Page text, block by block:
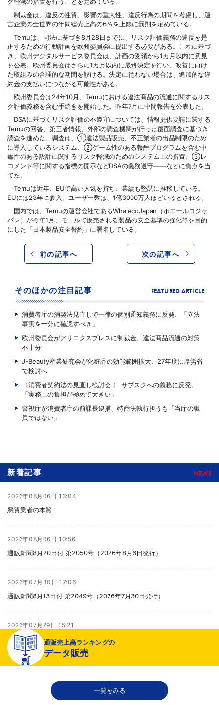
制裁金は、違反の性質、影響の重大性、違反行為の期間を考慮し、運
営企業の全世界の年間総売上高の6％を上限に罰則を定めている。
Temuは、同法に基づき8月28日までに、リスク評価義務の違反を是
正するための行動計画を欧州委員会に提出する必要がある。これに基づ
き、欧州デジタルサービス委員会は、計画の受領から1カ月以内に意見
を公表。欧州委員会はさらに1カ月以内に最終決定を行い、改善に向け
た取組みの合理的な期間を設ける。決定に従わない場合は、追加的な違
約金の支払いにつながる可能性がある。
欧州委員会は24年10月、Temuにおける違法商品の流通に関するリス
ク評価義務を含む手続きを開始した。昨年7月に中間報告を公表した。
DSAに基づくリスク評価の不遵守については、情報提供要請に関する
Temuの回答、第三者情報、外部の調査機関が行った覆面調査に基づき
調査を進めた。調査は、①違法製品販売、不正業者の出品制限のため
に導入しているシステム、②ゲーム性のある報酬プログラムを含む中
毒性のある設計に関するリスク軽減のためのシステム上の措置、③レ
コメンド等に関する指標の開示などDSAの義務遵守——などに焦点を当
てた。
Temuは近年、EUで高い人気を持ち、業績も堅調に推移している。
EUには23年に参入。ユーザー数は、1億3000万人ほどいるとされる。
国内では、Temuの運営会社であるWhalecoJapan（ホエールコジャ
パン）が今年1月、モールで販売される製品の安全基準の強化等を目的
にした「日本製品安全誓約」に署名している。
前の記事へ 次の記事へ
そのほかの注目記事 FEATURED ARTICLE
消費者庁の消契法見直しで一律の個別通知義務に反発、「立法
事実を十分に確認すべき」
欧州委員会がアリエクスプレスに制裁金、違法商品流通の対策
不十分
J-Beauty産業研究会が化粧品の効能範囲拡大、27年度に厚労省
で検討へ
〈消費者契約法の見直し検討会 〉 サブスクへの義務に反発、
「実務上の負担が極めて大きい」
警視庁が消費者庁の前課長逮捕、特商法執行担うも「当庁の職
員ではない」
新着記事 NEWS
2026年08月06日 13:04
悪質業者の本質
2026年08月06日 10:56
通販新聞8月20日付 第2050号（2026年8月6日発行）
2026年07月30日 17:06
通販新聞8月13日付 第2049号（2026年7月30日発行）
2026年07月29日 15:21
より健全な売り場へ
2026年07月29日 15:20
千趣会が新インナーブランド開発、締め付け感のない着心地へ
通販売上高ランキングの
データ販売
一覧をみる